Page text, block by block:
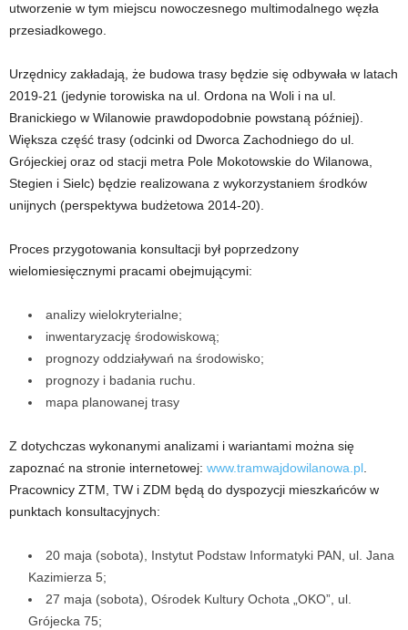
utworzenie w tym miejscu nowoczesnego multimodalnego węzła
przesiadkowego.
Urzędnicy zakładają, że budowa trasy będzie się odbywała w latach
2019-21 (jedynie torowiska na ul. Ordona na Woli i na ul.
Branickiego w Wilanowie prawdopodobnie powstaną później).
Większa część trasy (odcinki od Dworca Zachodniego do ul.
Grójeckiej oraz od stacji metra Pole Mokotowskie do Wilanowa,
Stegien i Sielc) będzie realizowana z wykorzystaniem środków
unijnych (perspektywa budżetowa 2014-20).
Proces przygotowania konsultacji był poprzedzony
wielomiesięcznymi pracami obejmującymi:
analizy wielokryterialne;
inwentaryzację środowiskową;
prognozy oddziaływań na środowisko;
prognozy i badania ruchu.
mapa planowanej trasy
Z dotychczas wykonanymi analizami i wariantami można się
zapoznać na stronie internetowej: www.tramwajdowilanowa.pl.
Pracownicy ZTM, TW i ZDM będą do dyspozycji mieszkańców w
punktach konsultacyjnych:
20 maja (sobota), Instytut Podstaw Informatyki PAN, ul. Jana
Kazimierza 5;
27 maja (sobota), Ośrodek Kultury Ochota „OKO”, ul.
Grójecka 75;